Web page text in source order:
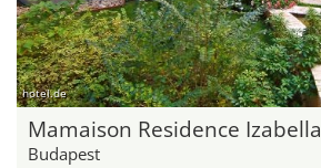
hotel.de
Mamaison Residence Izabella
Budapest